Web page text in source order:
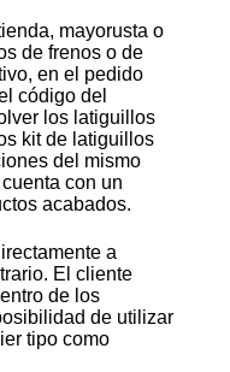
mayorusta o
de frenos o de
en el pedido
código del
los latiguillos
kit de latiguillos
del mismo
con un
acabados.
a
El cliente
de los
de utilizar
tipo como